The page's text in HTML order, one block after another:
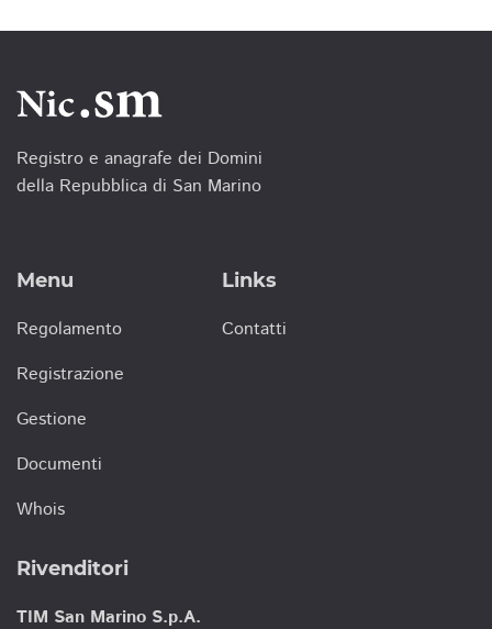
Registro e anagrafe dei Domini
della Repubblica di San Marino
Menu
Regolamento
Registrazione
Gestione
Documenti
Whois
Links
Contatti
Rivenditori
TIM San Marino S.p.A.